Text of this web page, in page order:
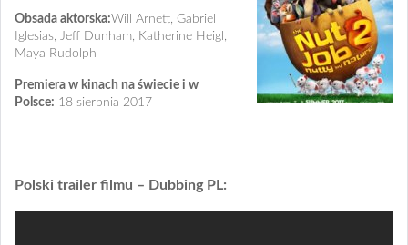
Obsada aktorska:Will Arnett, Gabriel
Iglesias, Jeff Dunham, Katherine Heigl,
Maya Rudolph
Premiera w kinach na świecie i w
Polsce: 18 sierpnia 2017
Polski trailer filmu – Dubbing PL: